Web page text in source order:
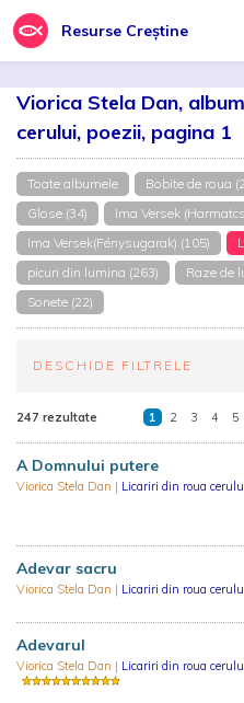
Resurse Creștine
Viorica Stela Dan,
cerului, poezii, pagina 1
Toate albumele Bobite de roua
Glose (34)
Ima Versek
Ima Versek(Fénysugarak) (105)
picuri din lumina (263)
Raze de
Sonete (22)
DESCHIDE FILTRELE
247 rezultate 1 2 3 4 5
A Domnului putere
Viorica Stela Dan | Licariri din roua
Adevar sacru
Viorica Stela Dan | Licariri din roua
Adevarul
Viorica Stela Dan | Licariri din roua